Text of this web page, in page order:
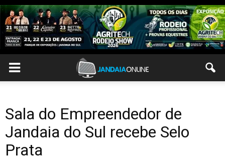
Sala do Empreendedor de
Jandaia do Sul recebe Selo
Prata